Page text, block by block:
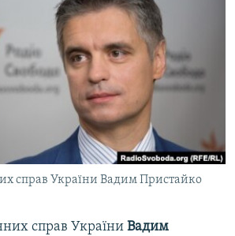
КРИМУ
справ України Вадим Пристайко
справ України Вадим